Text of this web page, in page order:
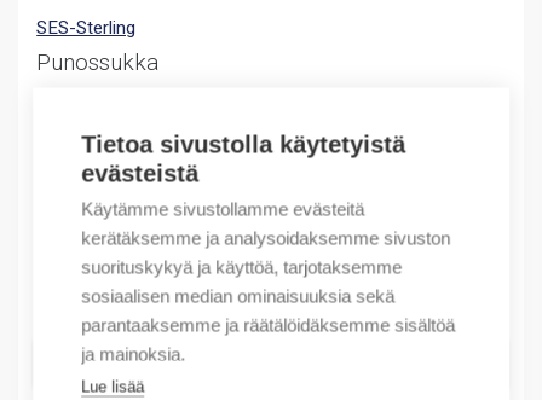
Tietoa sivustolla käytetyistä
evästeistä
Käytämme sivustollamme evästeitä
kerätäksemme ja analysoidaksemme sivuston
suorituskykyä ja käyttöä, tarjotaksemme
sosiaalisen median ominaisuuksia sekä
parantaaksemme ja räätälöidäksemme sisältöä
ja mainoksia.
Lue lisää
SES-Sterling
Punossukka
235,15€ Alkuperäinen
hinta
235,15 €.
90,00€Nykyinen
90,00 €.
/ myyntierä
Myyntierä sis. 50 M
Varastossa
Määrä
Määrä